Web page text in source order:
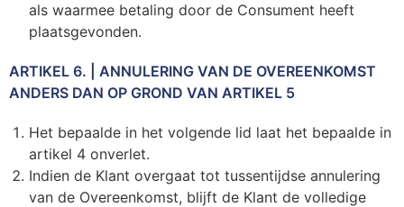
als waarmee betaling door de Consument heeft
plaatsgevonden.
ARTIKEL 6. | ANNULERING VAN DE OVEREENKOMST
ANDERS DAN OP GROND VAN ARTIKEL 5
Het bepaalde in het volgende lid laat het bepaalde in
artikel 4 onverlet.
Indien de Klant overgaat tot tussentijdse annulering
van de Overeenkomst, blijft de Klant de volledige